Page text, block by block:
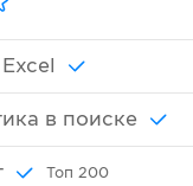
в поиске
Топ 200